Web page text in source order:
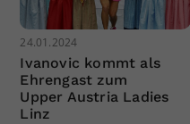
24.01.2024
Ivanovic kommt als
Ehrengast zum
Upper Austria Ladies
Linz